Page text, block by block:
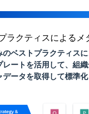
ラクティスによるメ
のベストプラクティス
レートを活用して、組
データを取得して標準